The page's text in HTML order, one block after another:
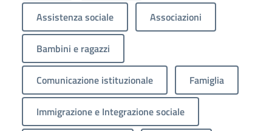
Assistenza sociale Associazioni
Bambini e ragazzi
Comunicazione istituzionale Famiglia
Immigrazione e Integrazione sociale